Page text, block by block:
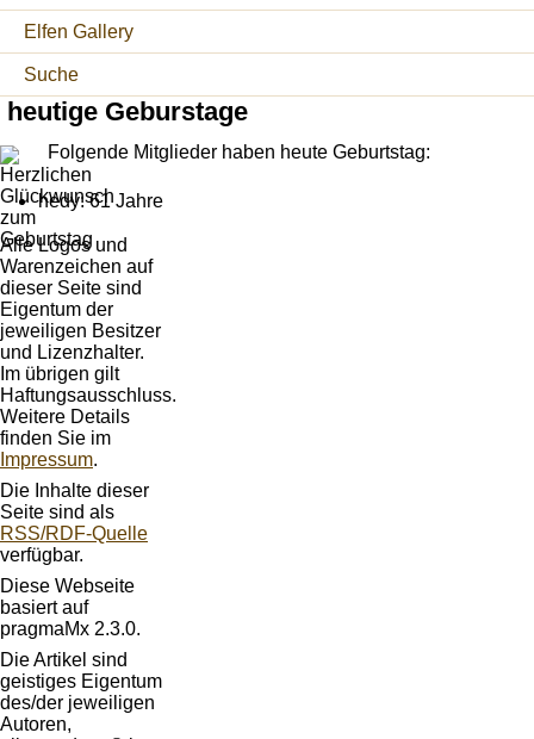
Elfen Gallery
Suche
heutige Geburstage
Folgende Mitglieder haben heute Geburtstag:
hedy: 61 Jahre
Alle Logos und
Warenzeichen auf
dieser Seite sind
Eigentum der
jeweiligen Besitzer
und Lizenzhalter.
Im übrigen gilt
Haftungsausschluss.
Weitere Details
finden Sie im
Impressum.
Die Inhalte dieser
Seite sind als
RSS/RDF-Quelle
verfügbar.
Diese Webseite
basiert auf
pragmaMx 2.3.0.
Die Artikel sind
geistiges Eigentum
des/der jeweiligen
Autoren,